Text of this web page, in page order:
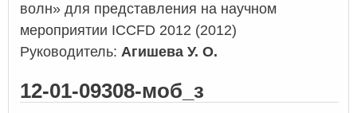
волн» для представления на научном
мероприятии ICCFD 2012 (2012)
Руководитель: Агишева У. О.
12-01-09308-моб_з